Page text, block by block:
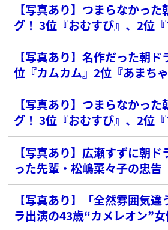
【写真あり】つまらなかっ
グ！ 3位『おむすび』、2位
を抑えた1位の作品は？【
【写真あり】名作だった朝
位『カムカム』2位『あまち
の作品は？ 【2010年以降】
【写真あり】つまらなかっ
グ！ 3位『おむすび』、2位
を抑えた1位の作品は？【
【写真あり】広瀬すずに朝
った先輩・松嶋菜々子の忠告
【写真あり】「全然雰囲気
ラ出演の43歳“カメレオン”